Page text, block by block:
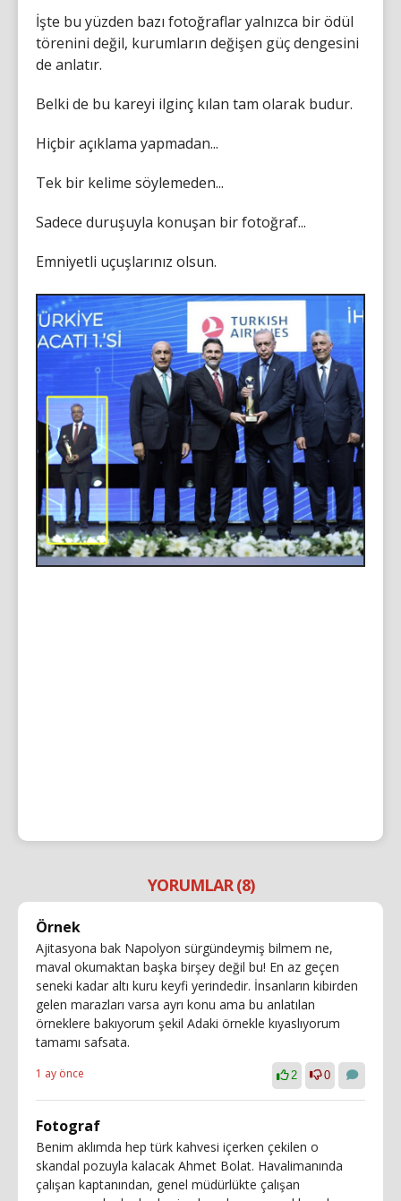
İşte bu yüzden bazı fotoğraflar yalnızca bir ödül
törenini değil, kurumların değişen güç dengesini
de anlatır.
Belki de bu kareyi ilginç kılan tam olarak budur.
Hiçbir açıklama yapmadan...
Tek bir kelime söylemeden...
Sadece duruşuyla konuşan bir fotoğraf...
Emniyetli uçuşlarınız olsun.
YORUMLAR (8)
Örnek
Ajitasyona bak Napolyon sürgündeymiş bilmem ne,
maval okumaktan başka birşey değil bu! En az geçen
seneki kadar altı kuru keyfi yerindedir. İnsanların kibirden
gelen marazları varsa ayrı konu ama bu anlatılan
örneklere bakıyorum şekil Adaki örnekle kıyaslıyorum
tamamı safsata.
1 ay önce 2 0
Fotograf
Benim aklımda hep türk kahvesi içerken çekilen o
skandal pozuyla kalacak Ahmet Bolat. Havalimanında
çalışan kaptanından, genel müdürlükte çalışan